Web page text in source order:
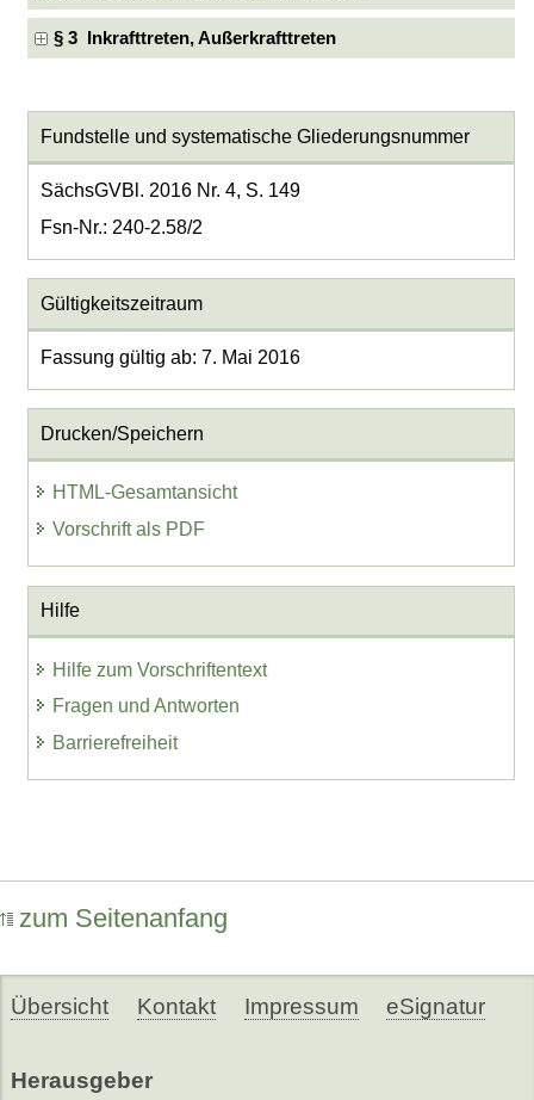
§ 3 Inkrafttreten, Außerkrafttreten
Fundstelle und systematische Gliederungsnummer
SächsGVBl. 2016 Nr. 4, S. 149
Fsn-Nr.: 240-2.58/2
Gültigkeitszeitraum
Fassung gültig ab: 7. Mai 2016
Drucken/Speichern
HTML-Gesamtansicht
Vorschrift als PDF
Hilfe
Hilfe zum Vorschriftentext
Fragen und Antworten
Barrierefreiheit
zum Seitenanfang
Übersicht Kontakt Impressum eSignatur
Herausgeber